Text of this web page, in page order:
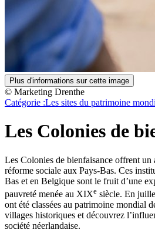
Plus d'informations sur cette image
© Marketing Drenthe
Catégorie :Les sites du patrimoine
Les Colonies de
Les Colonies de bienfaisance offrent un
réforme sociale aux Pays-Bas. Ces
Bas et en Belgique sont le fruit d’une
pauvreté menée au XIXe siècle. En
ont été classées au patrimoine mondial
villages historiques et découvrez
société néerlandaise.